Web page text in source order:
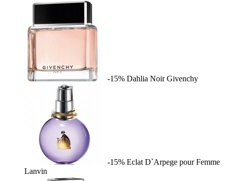
-15% Dahlia Noir Givenchy
-15% Eclat D`Arpege pour Femme
Lanvin